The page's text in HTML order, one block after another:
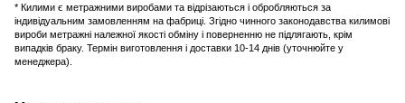
* Килими є метражними виробами та відрізаються і обробляються за
індивідуальним замовленням на фабриці. Згідно чинного законодавства килимові
вироби метражні належної якості обміну і поверненню не підлягають, крім
випадків браку. Термін виготовлення і доставки 10-14 днів (уточнюйте у
менеджера).